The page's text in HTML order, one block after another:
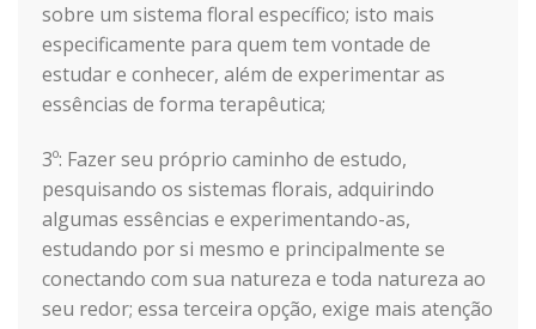
sobre um sistema floral específico; isto mais
especificamente para quem tem vontade de
estudar e conhecer, além de experimentar as
essências de forma terapêutica;
3º: Fazer seu próprio caminho de estudo,
pesquisando os sistemas florais, adquirindo
algumas essências e experimentando-as,
estudando por si mesmo e principalmente se
conectando com sua natureza e toda natureza ao
seu redor; essa terceira opção, exige mais atenção